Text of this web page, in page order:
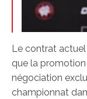
Le contrat
que la
négociation
championnat